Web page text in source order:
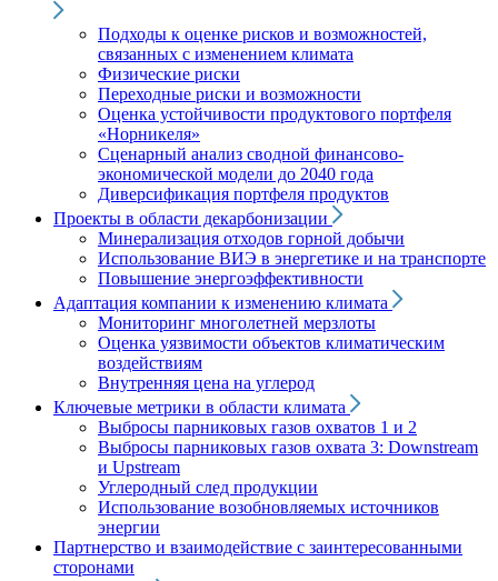
Подходы к оценке рисков и возможностей,
связанных с изменением климата
Физические риски
Переходные риски и возможности
Оценка устойчивости продуктового портфеля
«Норникеля»
Сценарный анализ сводной финансово-
экономической модели до 2040 года
Диверсификация портфеля продуктов
Проекты в области декарбонизации
Минерализация отходов горной добычи
Использование ВИЭ в энергетике и на транспорте
Повышение энергоэффективности
Адаптация компании к изменению климата
Мониторинг многолетней мерзлоты
Оценка уязвимости объектов климатическим
воздействиям
Внутренняя цена на углерод
Ключевые метрики в области климата
Выбросы парниковых газов охватов 1 и 2
Выбросы парниковых газов охвата 3: Downstream
и Upstream
Углеродный след продукции
Использование возобновляемых источников
энергии
Партнерство и взаимодействие с заинтересованными
сторонами